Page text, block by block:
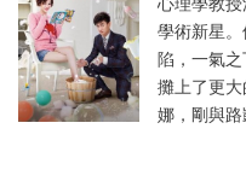
學術新星
陷，一氣
攤上了更
娜，剛與